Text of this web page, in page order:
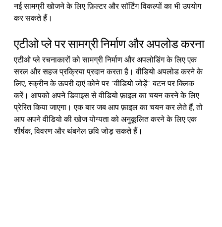
नई सामग्री खोजने के लिए फ़िल्टर और सॉर्टिंग विकल्पों का भी उपयोग
कर सकते हैं।
एटीओ प्ले पर सामग्री निर्माण और अपलोड करना
एटीओ प्ले रचनाकारों को सामग्री निर्माण और अपलोडिंग के लिए एक
सरल और सहज प्रक्रिया प्रदान करता है। वीडियो अपलोड करने के
लिए, स्क्रीन के ऊपरी दाएं कोने पर "वीडियो जोड़ें" बटन पर क्लिक
करें। आपको अपने डिवाइस से वीडियो फ़ाइल का चयन करने के लिए
प्रेरित किया जाएगा। एक बार जब आप फ़ाइल का चयन कर लेते हैं, तो
आप अपने वीडियो की खोज योग्यता को अनुकूलित करने के लिए एक
शीर्षक, विवरण और थंबनेल छवि जोड़ सकते हैं।